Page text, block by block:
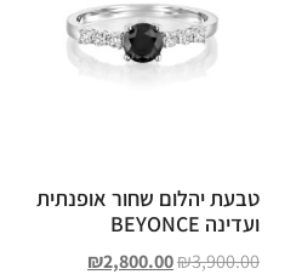
טבעת יהלום שחור אופנתית
ועדינה BEYONCE
₪3,900.00
₪2,800.00